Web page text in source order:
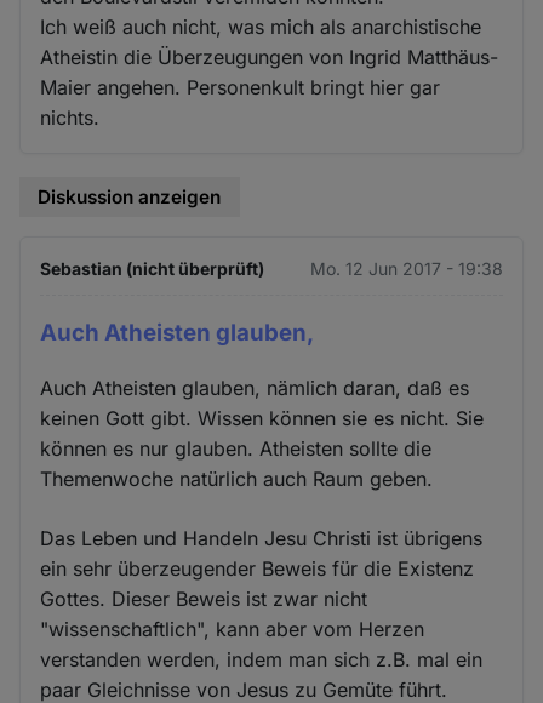
Ich weiß auch nicht, was mich als anarchistische
Atheistin die Überzeugungen von Ingrid Matthäus-
Maier angehen. Personenkult bringt hier gar
nichts.
Diskussion anzeigen
Sebastian (nicht überprüft) Mo. 12 Jun 2017 - 19:38
Auch Atheisten glauben,
Auch Atheisten glauben, nämlich daran, daß es
keinen Gott gibt. Wissen können sie es nicht. Sie
können es nur glauben. Atheisten sollte die
Themenwoche natürlich auch Raum geben.
Das Leben und Handeln Jesu Christi ist übrigens
ein sehr überzeugender Beweis für die Existenz
Gottes. Dieser Beweis ist zwar nicht
"wissenschaftlich", kann aber vom Herzen
verstanden werden, indem man sich z.B. mal ein
paar Gleichnisse von Jesus zu Gemüte führt.